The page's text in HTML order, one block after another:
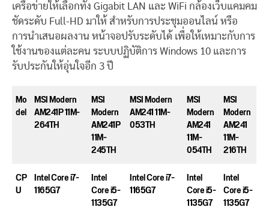
เครือข่ายให้เลือกทั้ง Gigabit LAN และ WiFi กล้องเว็บแคมคม
ชัดระดับ Full-HD มาให้ สำหรับการประชุมออนไลน์ หรือ
การนำเสนอผลงาน หน้าจอปรับระดับได้ เพื่อให้เหมาะกับการ
ใช้งานของแต่ละคน ระบบปฏิบัติการ Windows 10 และการ
รับประกันให้อุ่นใจอีก 3 ปี
Mo
del
MSI Modern
AM241P 11M-
264TH
MSI
Modern
AM241P
11M-
245TH
MSI Modern
AM241 11M-
053TH
MSI
Modern
AM241
11M-
054TH
MSI
Modern
AM241
11M-
216TH
CP
U
Intel Core i7-
1165G7
Intel
Core i5-
1135G7
Intel Core i7-
1165G7
Intel
Core i5-
1135G7
Intel
Core i5-
1135G7